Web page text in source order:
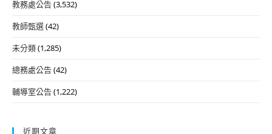
教務處公告(3,532)
教師甄選(42)
未分類(1,285)
總務處公告(42)
輔導室公告(1,222)
近期文章